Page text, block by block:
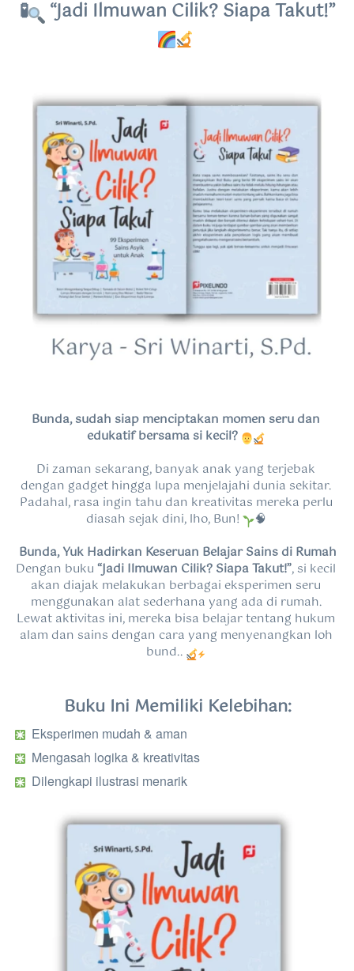
🧪 “Jadi Ilmuwan Cilik? Siapa Takut!”
Bunda, sudah siap menciptakan momen seru dan
edukatif bersama si kecil?
Di zaman sekarang, banyak anak yang terjebak
dengan gadget hingga lupa menjelajahi dunia sekitar.
Padahal, rasa ingin tahu dan kreativitas mereka perlu
diasah sejak dini, lho, Bun!
🧠
Bunda, Yuk Hadirkan Keseruan Belajar Sains di Rumah
Dengan buku “Jadi Ilmuwan Cilik? Siapa Takut!”, si kecil
akan diajak melakukan berbagai eksperimen seru
menggunakan alat sederhana yang ada di rumah.
Lewat aktivitas ini, mereka bisa belajar tentang hukum
alam dan sains dengan cara yang menyenangkan loh
bund..
Buku Ini Memiliki Kelebihan:
  Eksperimen mudah & aman
  Mengasah logika & kreativitas
  Dilengkapi ilustrasi menarik